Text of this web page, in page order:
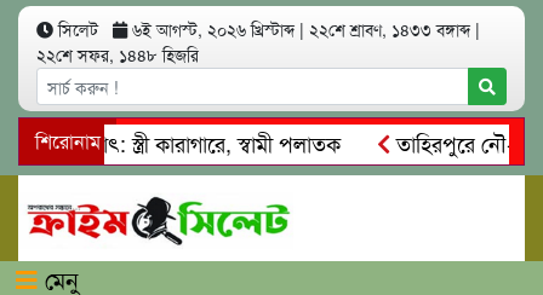
সিলেট ৬ই আগস্ট, ২০২৬ খ্রিস্টাব্দ | ২২শে শ্রাবণ, ১৪৩৩ বঙ্গাব্দ |
২২শে সফর, ১৪৪৮ হিজরি
শিরোনামস্ত্রী কারাগারে, স্বামী পলাতক
তাহিরপুরে নৌ-
মারধর
নগরীতে কোটি টাকার সম্পত্তি দখলের চেষ্টা:
মেনু